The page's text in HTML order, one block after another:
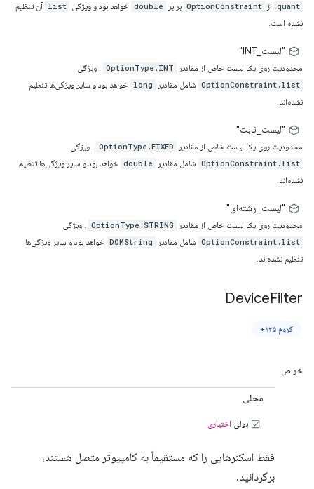
quant از OptionConstraint برابر double خواهد بود و ویژگی list آن تنظیم
نشده است.
"لیست_INT"
محدودیت روی یک لیست خاص از مقادیر OptionType.INT . ویژگی
OptionConstraint.list شامل مقادیر long
خواهد بود و سایر ویژگی‌ها تنظیم
نشده‌اند.
"لیست_ثابت"
محدودیت روی یک لیست خاص از مقادیر OptionType.FIXED . ویژگی
OptionConstraint.list شامل مقادیر double خواهد بود و سایر ویژگی‌ها تنظیم
نشده‌اند.
"لیست_رشته‌ای"
محدودیت روی یک لیست خاص از مقادیر OptionType.STRING . ویژگی
OptionConstraint.list شامل مقادیر DOMString خواهد بود و سایر ویژگی‌ها
تنظیم نشده‌اند.
DeviceFilter
کروم ۱۲۵+
خواص
محلی
بولی اختیاری
فقط اسکنرهایی را که مستقیماً به کامپیوتر متصل هستند،
برگردانید.